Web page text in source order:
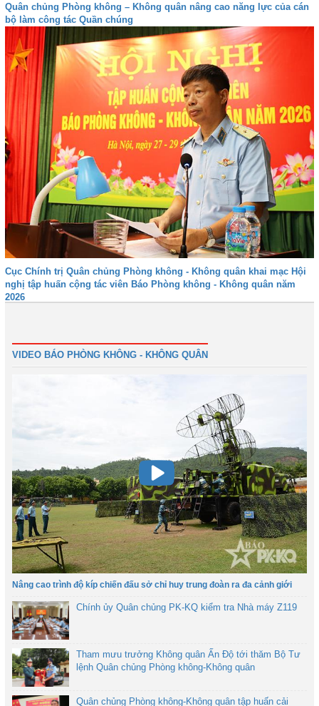
Quân chủng Phòng không – Không quân nâng cao năng lực của cán
bộ làm công tác Quần chúng
Cục Chính trị Quân chủng Phòng không - Không quân khai mạc Hội
nghị tập huấn cộng tác viên Báo Phòng không - Không quân năm
2026
VIDEO BÁO PHÒNG KHÔNG - KHÔNG QUÂN
Nâng cao trình độ kíp chiến đấu sở chỉ huy trung đoàn ra đa cảnh giới
Chính ủy Quân chủng PK-KQ kiểm tra Nhà máy Z119
Tham mưu trưởng Không quân Ấn Độ tới thăm Bộ Tư
lệnh Quân chủng Phòng không-Không quân
Quân chủng Phòng không-Không quân tập huấn cải